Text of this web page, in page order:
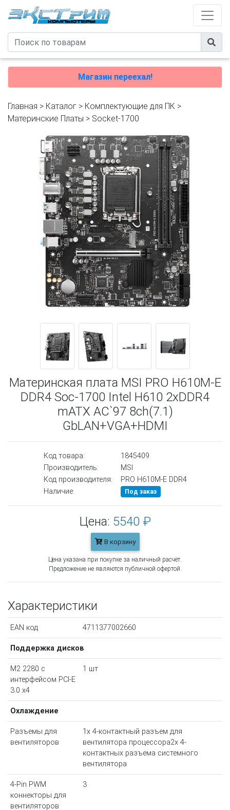
Магазин переехал!
Главная > Каталог > Комплектующие для ПК >
Материнские Платы > Socket-1700
Материнская плата MSI PRO H610M-E
DDR4 Soc-1700 Intel H610 2xDDR4
mATX AC`97 8ch(7.1)
GbLAN+VGA+HDMI
Код товара:
1845409
Производитель:
MSI
Код производителя:
PRO H610M-E DDR4
Наличие:
Под заказ
Цена: 5540 ₽
В корзину
Цена указана при покупке за наличный расчёт.
Предложение не являются публичной офертой.
Характеристики
EAN код 4711377002660
Поддержка дисков
M2 2280 с
интерфейсом PCI-E
3.0 х4
1 шт
Охлаждение
Разъемы для
вентиляторов
1x 4-контактный разъем для
вентилятора процессора2x 4-
контактных разъема системного
вентилятора
4-Pin PWM
коннекторы для
вентиляторов
3